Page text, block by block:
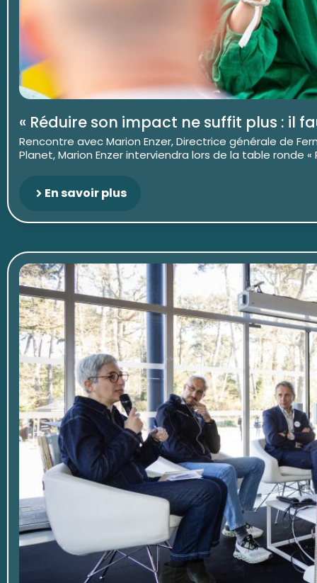
« Réduire son impact ne suffit plus : il
Rencontre avec Marion Enzer, Directrice générale de
Planet, Marion Enzer interviendra lors de la table ronde «
En savoir plus